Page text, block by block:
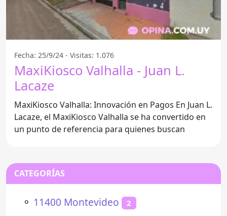
Fecha: 25/9/24 - Visitas: 1.076
MaxiKiosco Valhalla - Juan L.
Lacaze
MaxiKiosco Valhalla: Innovación en Pagos En Juan L.
Lacaze, el MaxiKiosco Valhalla se ha convertido en
un punto de referencia para quienes buscan
CATEGORÍAS
⚬ 11400 Montevideo 2